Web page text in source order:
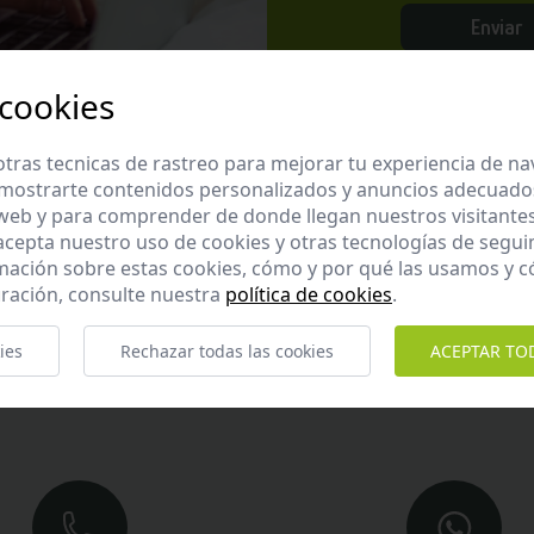
Enviar
Atención al cliente
y te garantizamos que te responderemos en menos de
Horario de atención al cliente:
De lunes a jueves de 8:00 a 15:00 y viernes de 8:00 a 14:00
tecnicas de rastreo para mejorar tu experiencia de
contenidos personalizados y anuncios
y para comprender de donde llegan nuestros
nuestro uso de cookies y otras tecnologías de
sobre estas cookies, cómo y por qué las usamos y
consulte nuestra política de cookies.
Rechazar todas las cookies ACEPTAR